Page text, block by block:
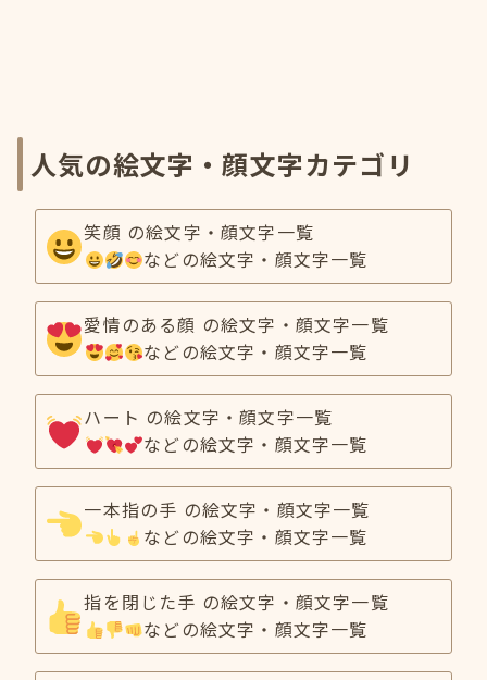
人気の絵文字・顔文字カテゴリ
笑顔 の絵文字・顔文字一覧
などの絵文字・顔文字一覧
愛情のある顔 の絵文字・顔文字一覧
などの絵文字・顔文字一覧
ハート の絵文字・顔文字一覧
などの絵文字・顔文字一覧
一本指の手 の絵文字・顔文字一覧
などの絵文字・顔文字一覧
指を閉じた手 の絵文字・顔文字一覧
などの絵文字・顔文字一覧